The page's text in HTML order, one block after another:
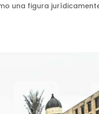
una figura